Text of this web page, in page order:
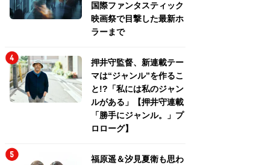
国際ファンタスティック
映画祭で目撃した最新ホ
ラーまで
押井守監督、新連載テー
マは“ジャンル”を作るこ
と!?「私には私のジャン
ルがある」【押井守連載
「勝手にジャンル。」プ
ロローグ】
福原遥＆汐見夏衛も思わ